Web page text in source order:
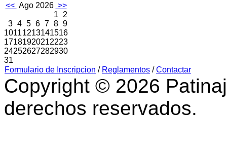
<< Ago 2026 >>
1
2
3 4 5 6 7 8 9
10111213141516
17181920212223
24252627282930
31
Formulario de Inscripcion / Reglamentos /Contactar
Copyright © 2026
derechos reservados.